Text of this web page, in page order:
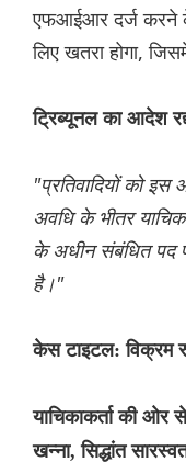
एफआईआर दर्ज करने
लिए खतरा होगा,
ट्रिब्यूनल का आदेश
"प्रतिवादियों को
अवधि के भीतर
के अधीन संबंधित पद
है।"
केस टाइटल: विक्रम
याचिकाकर्ता की ओर
खन्ना, सिद्धांत